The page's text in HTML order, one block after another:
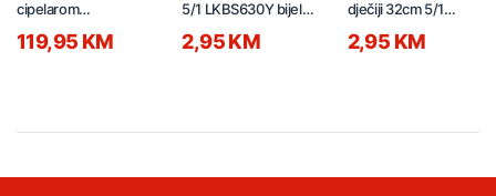
cipelarom
YMJ8430182L drvo
119,95 KM
5/1 LKBS630Y bijeli-
2,95 KM
dječiji 32cm 5/1
ljubičasti
2,95 KM